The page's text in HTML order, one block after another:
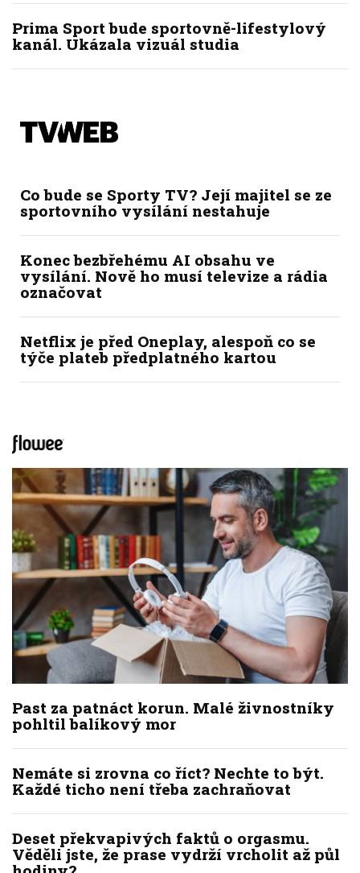
Prima Sport bude sportovně-lifestylový
kanál. Ukázala vizuál studia
Co bude se Sporty TV? Její majitel se ze
sportovního vysílání nestahuje
Konec bezbřehému AI obsahu ve
vysílání. Nově ho musí televize a rádia
označovat
Netflix je před Oneplay, alespoň co se
týče plateb předplatného kartou
Past za patnáct korun. Malé živnostníky
pohltil balíkový mor
Nemáte si zrovna co říct? Nechte to být.
Každé ticho není třeba zachraňovat
Deset překvapivých faktů o orgasmu.
Věděli jste, že prase vydrží vrcholit až půl